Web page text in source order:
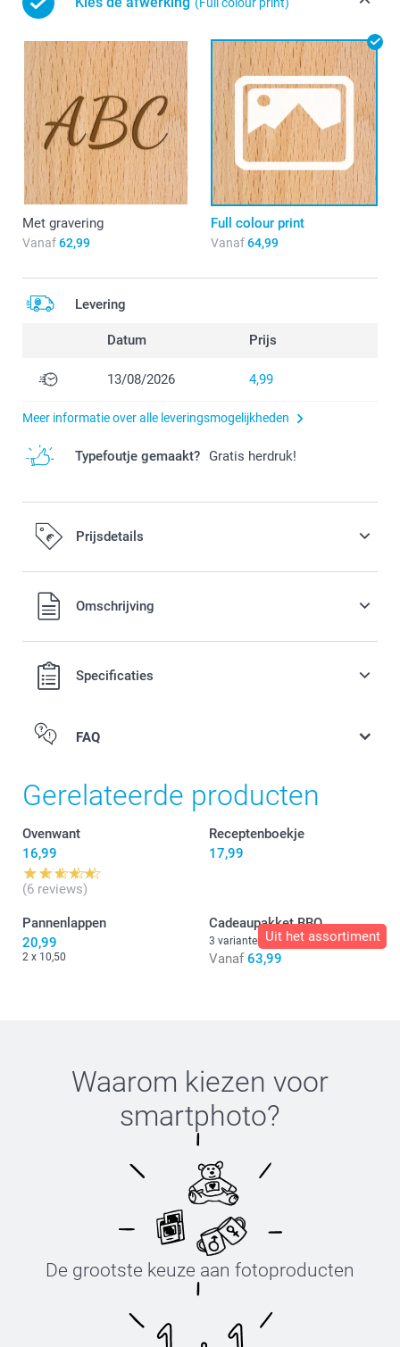
Met gravering
Vanaf62,99
Full colour print
Vanaf64,99
Levering
Datum Prijs
13/08/2026 4,99
Meer informatie over alle leveringsmogelijkheden
Typefoutje gemaakt? Gratis herdruk!
Prijsdetails
Alle prijzen zijn in EURO (€) inclusief BTW en exclusief
verzendkosten.Omschrijving
Specificaties
FAQ
Gerelateerde producten
Ovenwant
16,99
(6 reviews)
Receptenboekje
17,99
Pannenlappen
20,99
2 x 10,50
Uit het assortiment
Cadeaupakket BBQ
3 varianten
Vanaf 63,99
Waarom kiezen voor
smartphoto?
De grootste keuze aan fotoproducten